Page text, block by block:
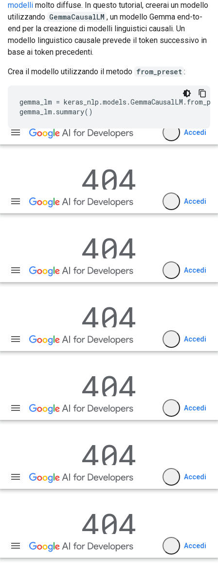
modelli molto diffuse. In questo tutorial, creerai un modello
utilizzando GemmaCausalLM , un modello Gemma end-to-
end per la creazione di modelli linguistici causali. Un
modello linguistico causale prevede il token successivo in
base ai token precedenti.
Crea il modello utilizzando il metodo from_preset :
gemma_lm =